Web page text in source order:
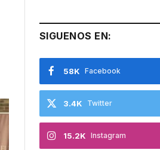
SIGUENOS EN:
Facebook
58K
Twitter
3.4K
Instagram
15.2K